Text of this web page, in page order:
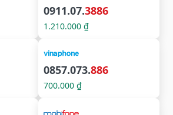
0911.07.3886
1.210.000 ₫
0857.073.886
700.000 ₫